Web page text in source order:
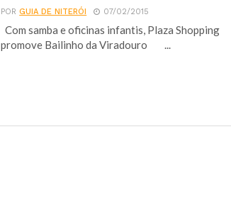
PORGUIA DE NITERÓI 07/02/2015
Com samba e oficinas infantis, Plaza Shopping
promove Bailinho da Viradouro ...